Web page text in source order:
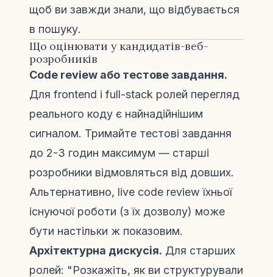
щоб ви завжди знали, що відбувається
в пошуку.
Що оцінювати у кандидатів-веб-
розробників
Code review або тестове завдання.
Для frontend і full-stack ролей перегляд
реального коду є найнадійнішим
сигналом. Тримайте тестові завдання
до 2-3 годин максимум — старші
розробники відмовляться від довших.
Альтернативно, live code review їхньої
існуючої роботи (з їх дозволу) може
бути настільки ж показовим.
Архітектурна дискусія. Для старших
ролей: "Розкажіть, як ви структурували